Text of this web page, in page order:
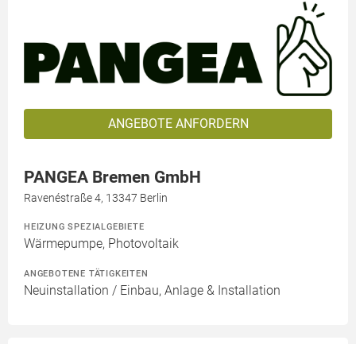
ANGEBOTE ANFORDERN
PANGEA Bremen GmbH
Ravenéstraße 4, 13347 Berlin
HEIZUNG SPEZIALGEBIETE
Wärmepumpe, Photovoltaik
ANGEBOTENE TÄTIGKEITEN
Neuinstallation / Einbau, Anlage & Installation